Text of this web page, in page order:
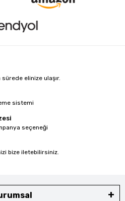
elinize ulaşır.
sistemi
seçeneği
bize iletebilirsiniz.